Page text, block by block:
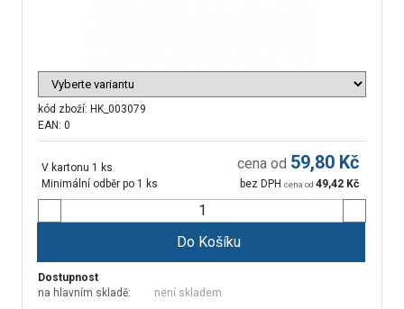
kód zboží: HK_003079
EAN: 0
V kartonu 1 ks
Minimální odběr po 1 ks
cena od 59,80 Kč
bez DPH cena od 49,42 Kč
Do Košíku
Dostupnost
na hlavním skladě:
není skladem